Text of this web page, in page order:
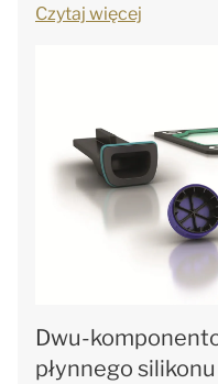
Czytaj więcej
Dwu-
płynnego silikonu